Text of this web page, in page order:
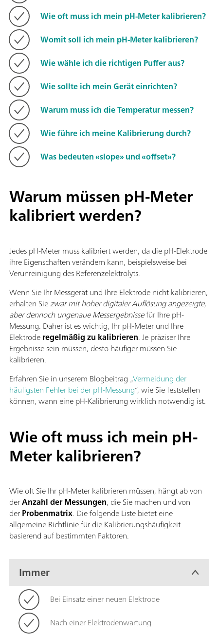
Wie oft muss ich mein pH-Meter kalibrieren?
Womit soll ich mein pH-Meter kalibrieren?
Wie wähle ich die richtigen Puffer aus?
Wie sollte ich mein Gerät einrichten?
Warum muss ich die Temperatur messen?
Wie führe ich meine Kalibrierung durch?
Was bedeuten «slope» und «offset»?
Warum müssen pH-Meter
kalibriert werden?
Jedes pH-Meter muss kalibriert werden, da die pH-Elektrode
ihre Eigenschaften verändern kann, beispielsweise bei
Verunreinigung des Referenzelektrolyts.
Wenn Sie Ihr Messgerät und Ihre Elektrode nicht kalibrieren,
erhalten Siezwar mit hoher digitaler Auflösung angezeigte,
aber dennoch ungenaue Messergebnissefür Ihre pH-
Messung. Daher ist es wichtig, Ihr pH-Meter und Ihre
Elektroderegelmäßig zu kalibrieren. Je präziser Ihre
Ergebnisse sein müssen, desto häufiger müssen Sie
kalibrieren.
Erfahren Sie in unserem Blogbeitrag „Vermeidung der
häufigsten Fehler bei der pH-Messung“, wie Sie feststellen
können, wann eine pH-Kalibrierung wirklich notwendig ist.
Wie oft muss ich mein pH-
Meter kalibrieren?
Wie oft Sie Ihr pH-Meter kalibrieren müssen, hängt ab von
derAnzahl der Messungen, die Sie machen und von
derProbenmatrix. Die folgende Liste bietet eine
allgemeine Richtlinie für die Kalibrierungshäufigkeit
basierend auf bestimmten Faktoren.
Immer
Bei Einsatz einer neuen Elektrode
Nach einer Elektrodenwartung